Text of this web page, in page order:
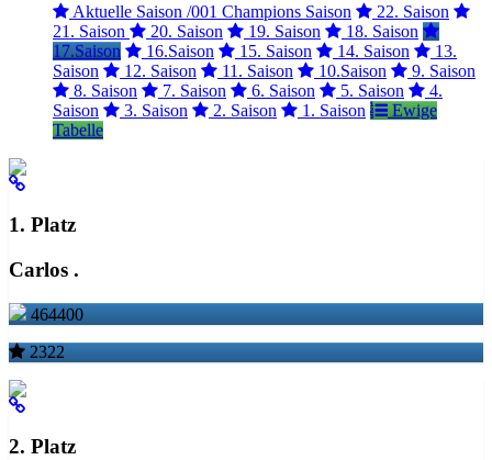
Aktuelle Saison /001 Champions Saison
22. Saison
21. Saison
20. Saison 19. Saison
18. Saison
17.Saison
16.Saison 15. Saison 14. Saison
13.
Saison
12. Saison 11. Saison 10.Saison
9. Saison
8. Saison
7. Saison 6. Saison 5. Saison
4.
Saison
3. Saison 2. Saison 1. Saison
Ewige
Tabelle
1. Platz
Carlos .
464400
2322
2. Platz